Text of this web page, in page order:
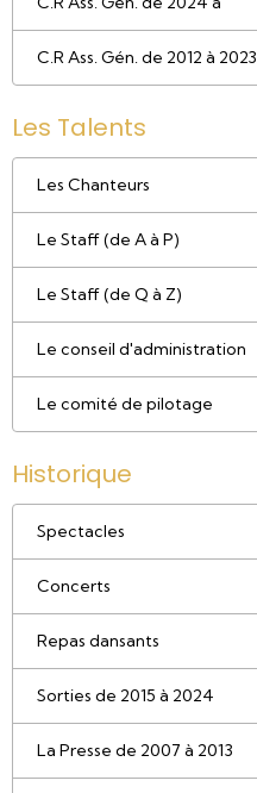
C.R Ass. Gén. de 2012 à 2023
Les Talents
Les Chanteurs
Le Staff (de A à P)
Le Staff (de Q à Z)
Le conseil d'administration
Le comité de pilotage
Historique
Spectacles
Concerts
Repas dansants
Sorties de 2015 à 2024
La Presse de 2007 à 2013